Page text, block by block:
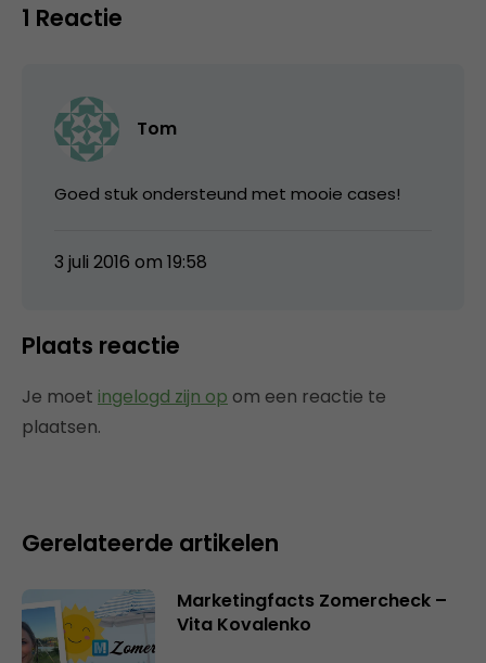
1 Reactie
Tom
Goed stuk ondersteund met mooie cases!
3 juli 2016 om 19:58
Plaats reactie
Je moet ingelogd zijn op om een reactie te
plaatsen.
Gerelateerde artikelen
Marketingfacts Zomercheck –
Vita Kovalenko